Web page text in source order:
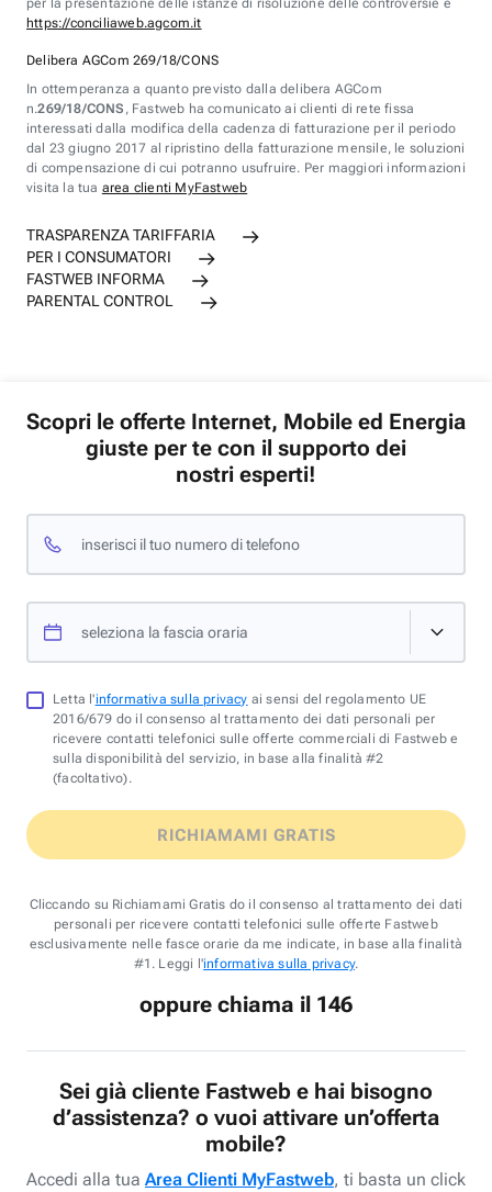
per la presentazione delle istanze di risoluzione delle controversie è
https://conciliaweb.agcom.it
Delibera AGCom 269/18/CONS
In ottemperanza a quanto previsto dalla delibera AGCom
n.269/18/CONS , Fastweb ha comunicato ai clienti di rete fissa
interessati dalla modifica della cadenza di fatturazione per il periodo
dal 23 giugno 2017 al ripristino della fatturazione mensile, le soluzioni
di compensazione di cui potranno usufruire. Per maggiori informazioni
visita la tua area clienti MyFastweb
TRASPARENZA TARIFFARIA
PER I CONSUMATORI
FASTWEB INFORMA
PARENTAL CONTROL
Scopri le offerte Internet, Mobile ed Energia
giuste per te con il supporto dei
nostri esperti!
inserisci il tuo numero di telefono
seleziona la fascia oraria
Letta l'informativa sulla privacy ai sensi del regolamento UE
2016/679 do il consenso al trattamento dei dati personali per
ricevere contatti telefonici sulle offerte commerciali di Fastweb e
sulla disponibilità del servizio, in base alla finalità #2
(facoltativo).
RICHIAMAMI GRATIS
Cliccando su Richiamami Gratis do il consenso al trattamento dei dati
personali per ricevere contatti telefonici sulle offerte Fastweb
esclusivamente nelle fasce orarie da me indicate, in base alla finalità
#1. Leggi l'informativa sulla privacy.
oppure chiama il 146
Sei già cliente Fastweb e hai bisogno
d’assistenza? o vuoi attivare un’offerta
mobile?
Accedi alla tua Area Clienti MyFastweb, ti basta un click